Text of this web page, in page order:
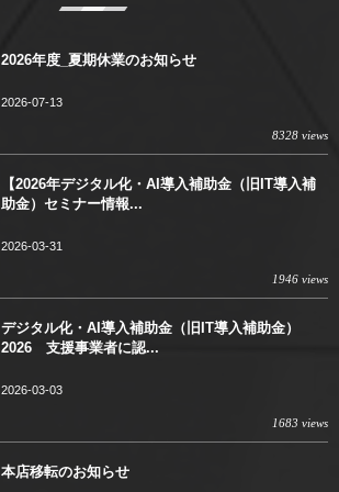
2026年度_夏期休業のお知らせ
2026-07-13
8328 views
【2026年デジタル化・AI導入補助金（旧IT導入補
助金）セミナー情報...
2026-03-31
1946 views
デジタル化・AI導入補助金（旧IT導入補助金）
2026 支援事業者に認...
2026-03-03
1683 views
本店移転のお知らせ